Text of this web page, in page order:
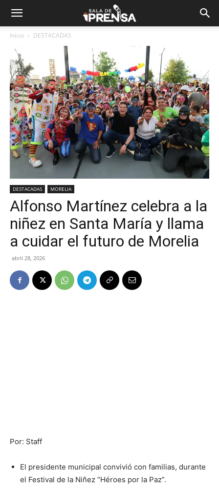
Inicio DESTACADAS
DESTACADAS MORELIA
Alfonso Martínez celebra a la
niñez en Santa María y llama
a cuidar el futuro de Morelia
abril 28, 2026
Por: Staff
El presidente municipal convivió con familias, durante
el Festival de la Niñez “Héroes por la Paz”.